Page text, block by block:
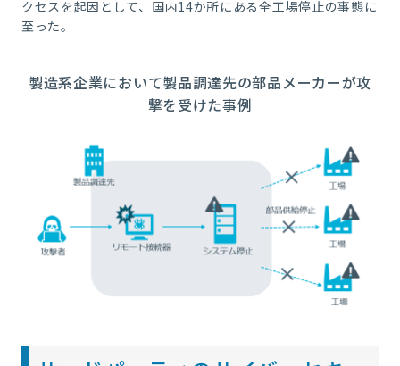
クセスを起因として、国内14か所にある全工場停止の事態に
至った。
製造系企業において製品調達先の部品メーカーが攻
撃を受けた事例